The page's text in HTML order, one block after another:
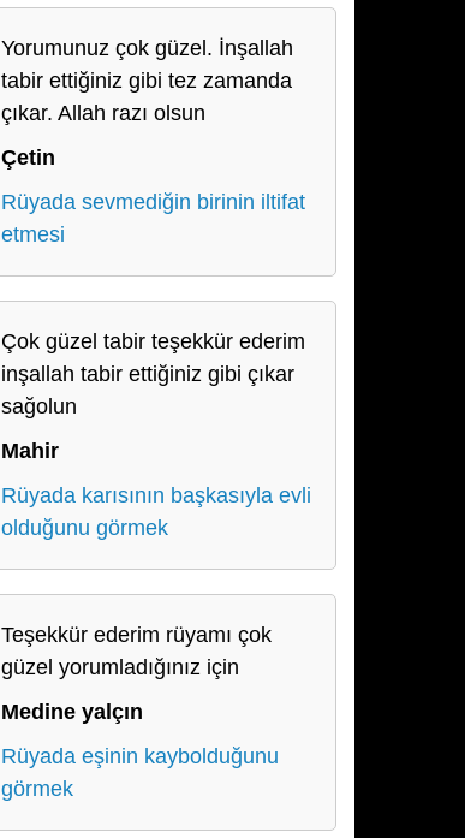
Yorumunuz çok güzel. İnşallah
tabir ettiğiniz gibi tez zamanda
çıkar. Allah razı olsun
Çetin
Rüyada sevmediğin birinin iltifat
etmesi
Çok güzel tabir teşekkür ederim
inşallah tabir ettiğiniz gibi çıkar
sağolun
Mahir
Rüyada karısının başkasıyla evli
olduğunu görmek
Teşekkür ederim rüyamı çok
güzel yorumladığınız için
Medine yalçın
Rüyada eşinin kaybolduğunu
görmek